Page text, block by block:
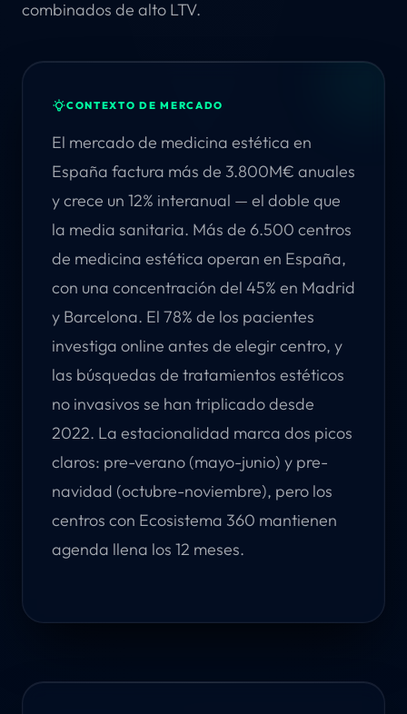
combinados de alto LTV.
CONTEXTO DE MERCADO
El mercado de medicina estética en
España factura más de 3.800M€ anuales
y crece un 12% interanual — el doble que
la media sanitaria. Más de 6.500 centros
de medicina estética operan en España,
con una concentración del 45% en Madrid
y Barcelona. El 78% de los pacientes
investiga online antes de elegir centro, y
las búsquedas de tratamientos estéticos
no invasivos se han triplicado desde
2022. La estacionalidad marca dos picos
claros: pre-verano (mayo-junio) y pre-
navidad (octubre-noviembre), pero los
centros con Ecosistema 360 mantienen
agenda llena los 12 meses.